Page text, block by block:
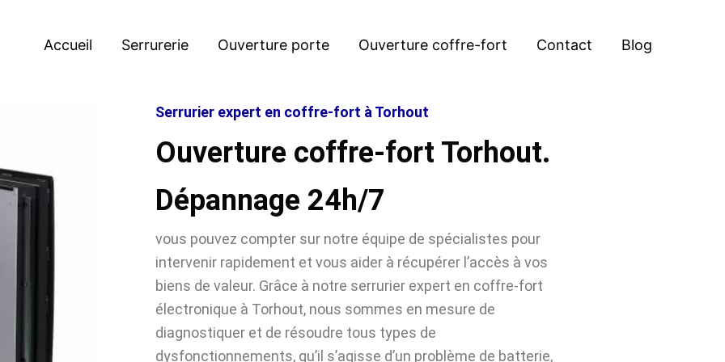
Accueil Serrurerie Ouverture porte Ouverture coffre-fort Contact Blog
Serrurier expert en coffre-fort à Torhout
Ouverture coffre-fort Torhout.
Dépannage 24h/7
vous pouvez compter sur notre équipe de spécialistes pour
intervenir rapidement et vous aider à récupérer l’accès à vos
biens de valeur. Grâce à notre serrurier expert en coffre-fort
électronique à Torhout, nous sommes en mesure de
diagnostiquer et de résoudre tous types de
dysfonctionnements, qu’il s’agisse d’un problème de batterie,